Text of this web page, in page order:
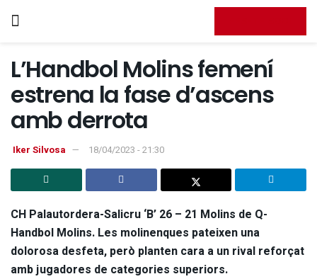
L’Handbol Molins femení
estrena la fase d’ascens
amb derrota
Iker Silvosa 18/04/2023 - 21:30
CH Palautordera-Salicru ‘B’ 26 – 21 Molins de Q-
Handbol Molins. Les molinenques pateixen una
dolorosa desfeta, però planten cara a un rival reforçat
amb jugadores de categories superiors.